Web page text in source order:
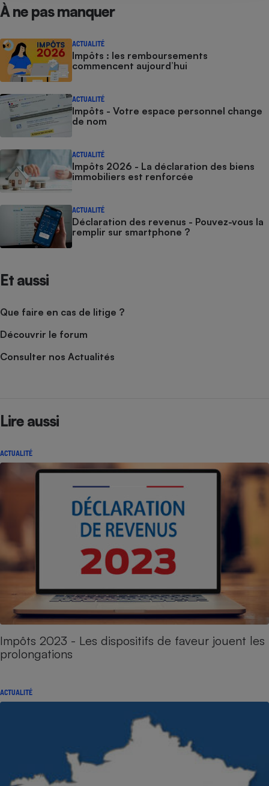
À ne pas manquer
ACTUALITÉ
Impôts : les remboursements
commencent aujourd’hui
ACTUALITÉ
Impôts - Votre espace personnel change
de nom
ACTUALITÉ
Impôts 2026 - La déclaration des biens
immobiliers est renforcée
ACTUALITÉ
Déclaration des revenus - Pouvez-vous la
remplir sur smartphone ?
Et aussi
Que faire en cas de litige ?
Découvrir le forum
Consulter nos Actualités
Lire aussi
ACTUALITÉ
Impôts 2023 - Les dispositifs de faveur jouent les
prolongations
ACTUALITÉ